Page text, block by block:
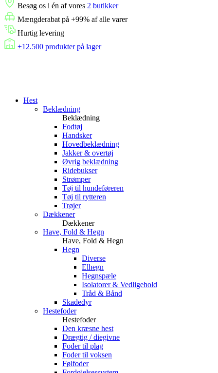
Besøg os i én af vores 2 butikker
Mængderabat på +99% af alle varer
Hurtig levering
+12.500 produkter på lager
Hest
Beklædning
Beklædning
Fodtøj
Handsker
Hovedbeklædning
Jakker & overtøj
Øvrig beklædning
Ridebukser
Strømper
Tøj til hundeføreren
Tøj til rytteren
Trøjer
Dækkener
Dækkener
Have, Fold & Hegn
Have, Fold & Hegn
Hegn
Diverse
Elhegn
Hegnspæle
Isolatorer & Vedligehold
Tråd & Bånd
Skadedyr
Hestefoder
Hestefoder
Den kræsne hest
Drægtig / diegivne
Foder til plag
Foder til voksen
Følfoder